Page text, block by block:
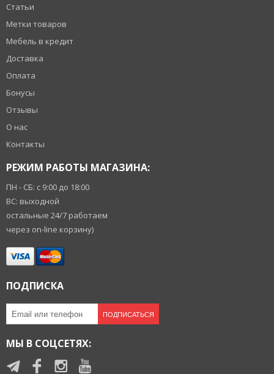
Статьи
Метки товаров
Мебель в кредит
Доставка
Оплата
Бонусы
Отзывы
О нас
Контакты
РЕЖИМ РАБОТЫ МАГАЗИНА:
ПН - СБ: с 9:00 до 18:00
ВС: выходной
остальные 24/7 работаем
через on-line корзину)
ПОДПИСКА
ПОДПИСАТЬСЯ
МЫ В СОЦСЕТЯХ: